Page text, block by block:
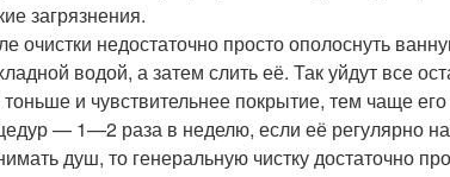
загрязнения.
очистки недостаточно просто ополоснуть
водой, а затем слить её. Так уйдут все
и чувствительнее покрытие, тем чаще
— 1—2 раза в неделю, если её регулярно
душ, то генеральную чистку достаточно